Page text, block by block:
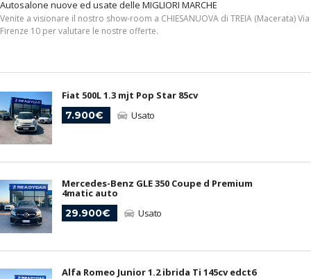
Autosalone nuove ed usate delle MIGLIORI MARCHE
Venite a visionare il nostro show-room a CHIESANUOVA di TREIA (Macerata) Via
Firenze 10 per valutare le nostre offerte.
Fiat 500L 1.3 mjt Pop Star 85cv
7.900€
Usato
Mercedes-Benz GLE 350 Coupe d Premium
4matic auto
29.900€
Usato
Alfa Romeo Junior 1.2 ibrida Ti 145cv edct6